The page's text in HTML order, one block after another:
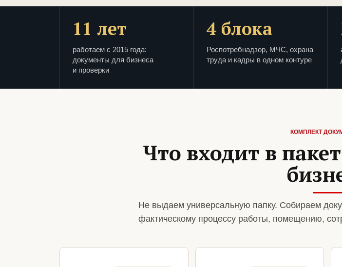
11 лет
работаем с 2015 года:
документы для бизнеса
и проверки
4 блока
Роспотребнадзор, МЧС, охрана
труда и кадры в одном контуре
КОМПЛЕКТ
Что входит в
Не выдаем универсальную папку. Собираем
фактическому процессу работы, помещению,